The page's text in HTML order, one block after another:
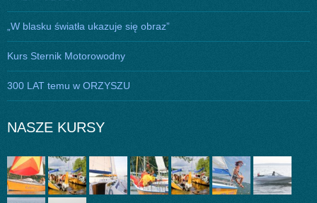
„W blasku światła ukazuje się obraz”
Kurs Sternik Motorowodny
300 LAT temu w ORZYSZU
NASZE KURSY